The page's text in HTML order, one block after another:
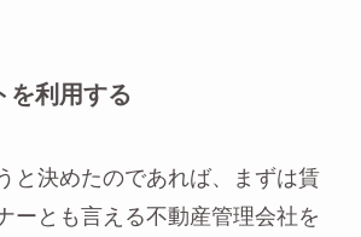
を利用する
と決めたのであれば、まずは賃
ーとも言える不動産管理会社を